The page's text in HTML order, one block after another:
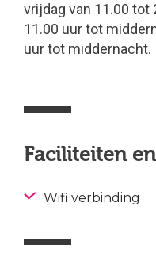
vrijdag van 11.00 tot
11.00 uur tot
uur tot middernacht.
Faciliteiten
Wifi verbinding